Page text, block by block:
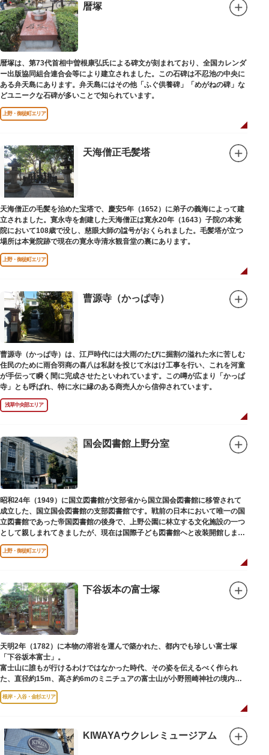
暦塚
暦塚は、第73代首相中曽根康弘氏による碑文が刻まれており、全国カレンダ
ー出版協同組合連合会等により建立されました。この石碑は不忍池の中央に
ある弁天島にあります。弁天島にはその他「ふぐ供養碑」「めがねの碑」な
どユニークな石碑が多いことで知られています。
上野・御徒町エリア
天海僧正毛髪塔
天海僧正の毛髪を治めた宝塔で、慶安5年（1652）に弟子の義海によって建
立されました。寛永寺を創建した天海僧正は寛永20年（1643）子院の本覚
院において108歳で没し、慈眼大師の諡号がおくられました。毛髪塔が立つ
場所は本覚院跡で現在の寛永寺清水観音堂の裏にあります。
上野・御徒町エリア
曹源寺（かっぱ寺）
曹源寺（かっぱ寺）は、江戸時代には大雨のたびに掘割の溢れた水に苦しむ
住民のために雨合羽商の喜八は私財を投じて水はけ工事を行い、これを河童
が手伝って瞬く間に完成させたといわれています。この噂が広まり「かっぱ
寺」とも呼ばれ、特に水に縁のある商売人から信仰されています。
浅草中央部エリア
国会図書館上野分室
昭和24年（1949）に国立図書館が文部省から国立国会図書館に移管されて
成立した、国立国会図書館の支部図書館です。戦前の日本において唯一の国
立図書館であった帝国図書館の後身で、上野公園に林立する文化施設の一つ
として親しまれてきましたが、現在は国際子ども図書館へと改装開館しまし
た。
上野・御徒町エリア
下谷坂本の富士塚
天明2年（1782）に本物の溶岩を運んで築かれた、都内でも珍しい富士塚
「下谷坂本富士」。
富士山に誰もが行けるわけではなかった時代、その姿を伝えるべく作られ
た、直径約15m、高さ約6mのミニチュアの富士山が小野照崎神社の境内に
あります。
一合目から順に十合目まで記されており、南無妙法と書かれた石碑や修験道
形民俗文化財に指定されています。
富士山に合わせて、お山開きが行われ、6月30日と1日には富士塚に登ること
根岸・入谷・金杉エリア
KIWAYAウクレレミュージアム